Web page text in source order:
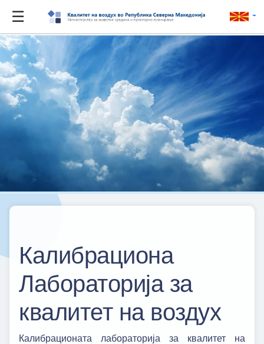
☰
Калибрациона
Лабораторија за
квалитет на воздух
Калибрационата лабораторија за квалитет на